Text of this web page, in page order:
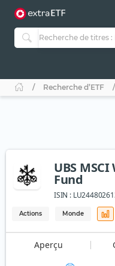
Recherche d’ETF
UBS
Fund
ISIN :
Actions Monde
Aperçu